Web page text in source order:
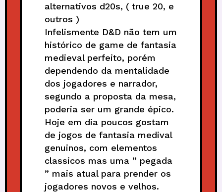
alternativos d20s, ( true 20, e
outros )
Infelismente D&D não tem um
histórico de game de fantasia
medieval perfeito, porém
dependendo da mentalidade
dos jogadores e narrador,
segundo a proposta da mesa,
poderia ser um grande épico.
Hoje em dia poucos gostam
de jogos de fantasia medival
genuinos, com elementos
classicos mas uma ” pegada
” mais atual para prender os
jogadores novos e velhos.